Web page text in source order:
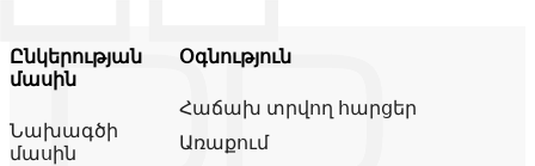
Ընկերության
մասին
Նախագծի
մասին
Օգնություն
Հաճախ տրվող հարցեր
Առաքում